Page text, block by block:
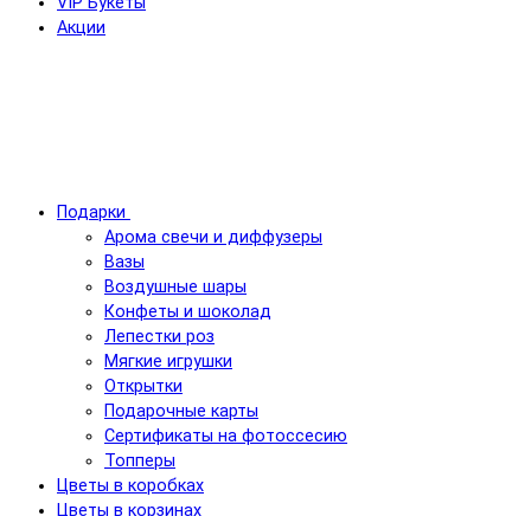
Акции
Подарки
Арома свечи и диффузеры
Вазы
Воздушные шары
Конфеты и шоколад
Лепестки роз
Мягкие игрушки
Открытки
Подарочные карты
Сертификаты на фотоссесию
Топперы
Цветы в коробках
Цветы в корзинах